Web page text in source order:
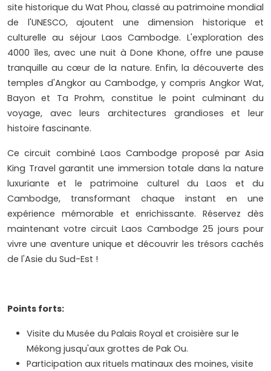
site historique du Wat Phou, classé au patrimoine mondial
de l'UNESCO, ajoutent une dimension historique et
culturelle au séjour Laos Cambodge. L'exploration des
4000 îles, avec une nuit à Done Khone, offre une pause
tranquille au cœur de la nature. Enfin, la découverte des
temples d'Angkor au Cambodge, y compris Angkor Wat,
Bayon et Ta Prohm, constitue le point culminant du
voyage, avec leurs architectures grandioses et leur
histoire fascinante.
Ce circuit combiné Laos Cambodge proposé par Asia
King Travel garantit une immersion totale dans la nature
luxuriante et le patrimoine culturel du Laos et du
Cambodge, transformant chaque instant en une
expérience mémorable et enrichissante. Réservez dès
maintenant votre circuit Laos Cambodge 25 jours pour
vivre une aventure unique et découvrir les trésors cachés
de l'Asie du Sud-Est !
Points forts:
Visite du Musée du Palais Royal et croisière sur le
Mékong jusqu'aux grottes de Pak Ou.
Participation aux rituels matinaux des moines, visite